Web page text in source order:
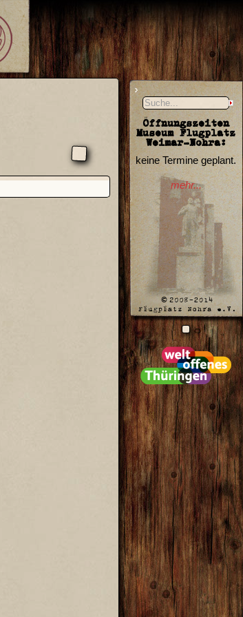
Öffnungszeiten
Museum Flugplatz
Weimar-Nohra:
keine Termine geplant.
mehr...